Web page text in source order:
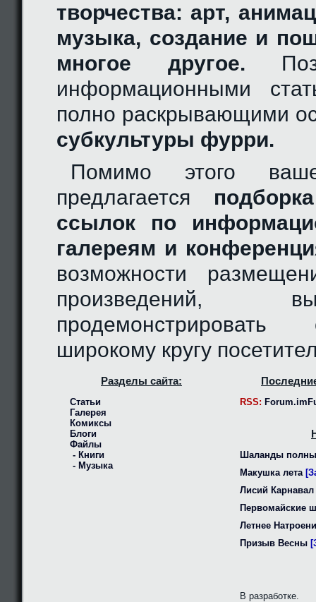
творчества: арт,
музыка, создание и
многое другое.
информационными
полно раскрывающими
субкультуры фурри.
Помимо этого
предлагается
ссылок по
галереям и
возможности
произведений,
широкому кругу
Разделы сайта:
Статьи
Галерея
Комиксы
Блоги
Файлы
- Книги
- Музыка
RSS:
Шаланды
Макушка лета
Лисий Карнавал
Первомайские
Летнее
Призыв Весны
В разработке.